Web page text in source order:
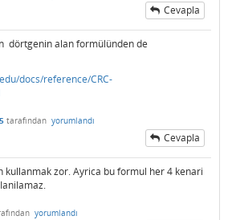
Cevapla
dörtgenin alan formülünden de
docs/reference/CRC-
tarafından yorumlandı
Cevapla
kullanmak zor. Ayrica bu formul her 4 kenari
yorumlandı